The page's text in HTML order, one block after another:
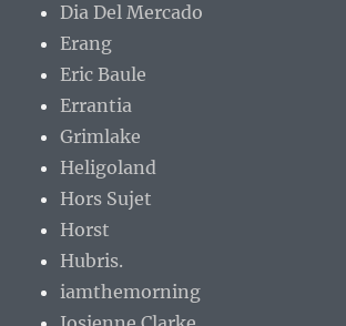
Dia Del Mercado
Erang
Eric Baule
Errantia
Grimlake
Heligoland
Hors Sujet
Horst
Hubris.
iamthemorning